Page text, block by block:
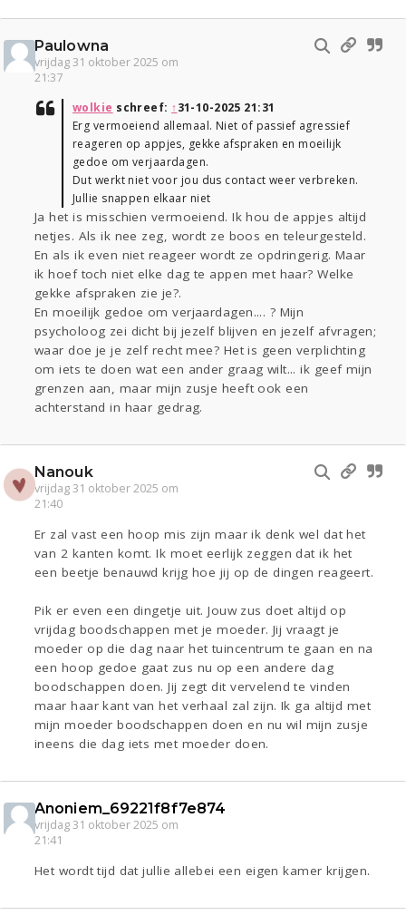
Paulowna
vrijdag 31 oktober 2025 om
21:37
wolkie schreef: ↑31-10-2025 21:31
Erg vermoeiend allemaal. Niet of passief agressief
reageren op appjes, gekke afspraken en moeilijk
gedoe om verjaardagen.
Dut werkt niet voor jou dus contact weer verbreken.
Jullie snappen elkaar niet
Ja het is misschien vermoeiend. Ik hou de appjes altijd
netjes. Als ik nee zeg, wordt ze boos en teleurgesteld.
En als ik even niet reageer wordt ze opdringerig. Maar
ik hoef toch niet elke dag te appen met haar? Welke
gekke afspraken zie je?.
En moeilijk gedoe om verjaardagen.... ? Mijn
psycholoog zei dicht bij jezelf blijven en jezelf afvragen;
waar doe je je zelf recht mee? Het is geen verplichting
om iets te doen wat een ander graag wilt... ik geef mijn
grenzen aan, maar mijn zusje heeft ook een
achterstand in haar gedrag.
Nanouk
vrijdag 31 oktober 2025 om
21:40
Er zal vast een hoop mis zijn maar ik denk wel dat het
van 2 kanten komt. Ik moet eerlijk zeggen dat ik het
een beetje benauwd krijg hoe jij op de dingen reageert.
Pik er even een dingetje uit. Jouw zus doet altijd op
vrijdag boodschappen met je moeder. Jij vraagt je
moeder op die dag naar het tuincentrum te gaan en na
een hoop gedoe gaat zus nu op een andere dag
boodschappen doen. Jij zegt dit vervelend te vinden
maar haar kant van het verhaal zal zijn. Ik ga altijd met
mijn moeder boodschappen doen en nu wil mijn zusje
ineens die dag iets met moeder doen.
Anoniem_69221f8f7e874
vrijdag 31 oktober 2025 om
21:41
Het wordt tijd dat jullie allebei een eigen kamer krijgen.